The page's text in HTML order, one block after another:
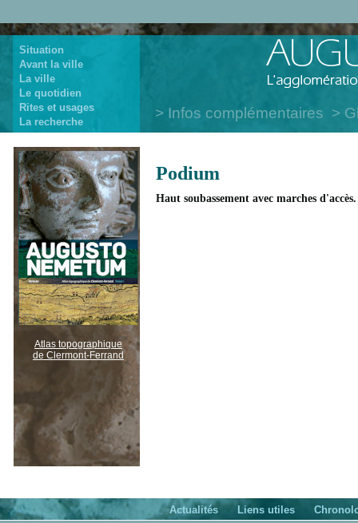
Situation
Avant la ville
La ville
Le quotidien
Rites et usages
La recherche
Infos complémentaires
Podium
Haut soubassement avec marches d'accès.
Atlas topographique
de Clermont-Ferrand
Actualités Liens utiles